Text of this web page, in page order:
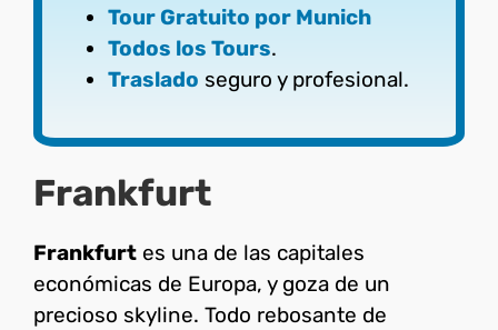
Tour Gratuito por Munich
Todos los Tours.
Traslado seguro y profesional.
Frankfurt
Frankfurt es una de las capitales
económicas de Europa, y goza de un
precioso skyline. Todo rebosante de